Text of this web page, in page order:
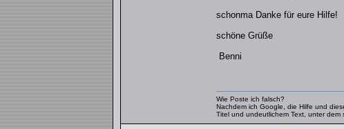
schonma Danke für eure Hilfe!
schöne Grüße
Benni
Wie Poste ich falsch?
Nachdem ich Google, die Hilfe und
Titel und undeutlichem Text, unter dem